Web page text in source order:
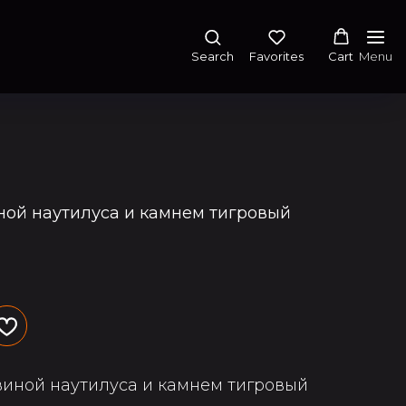
Search Favorites Cart Menu
наутилуса и камнем тигровый
наутилуса и камнем тигровый